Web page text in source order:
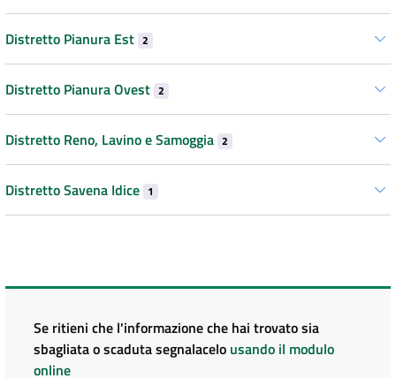
Distretto Pianura Est 2
Distretto Pianura Ovest 2
Distretto Reno, Lavino e Samoggia 2
Distretto Savena Idice 1
Se ritieni che l'informazione che hai trovato sia
sbagliata o scaduta segnalacelo usando il modulo
online